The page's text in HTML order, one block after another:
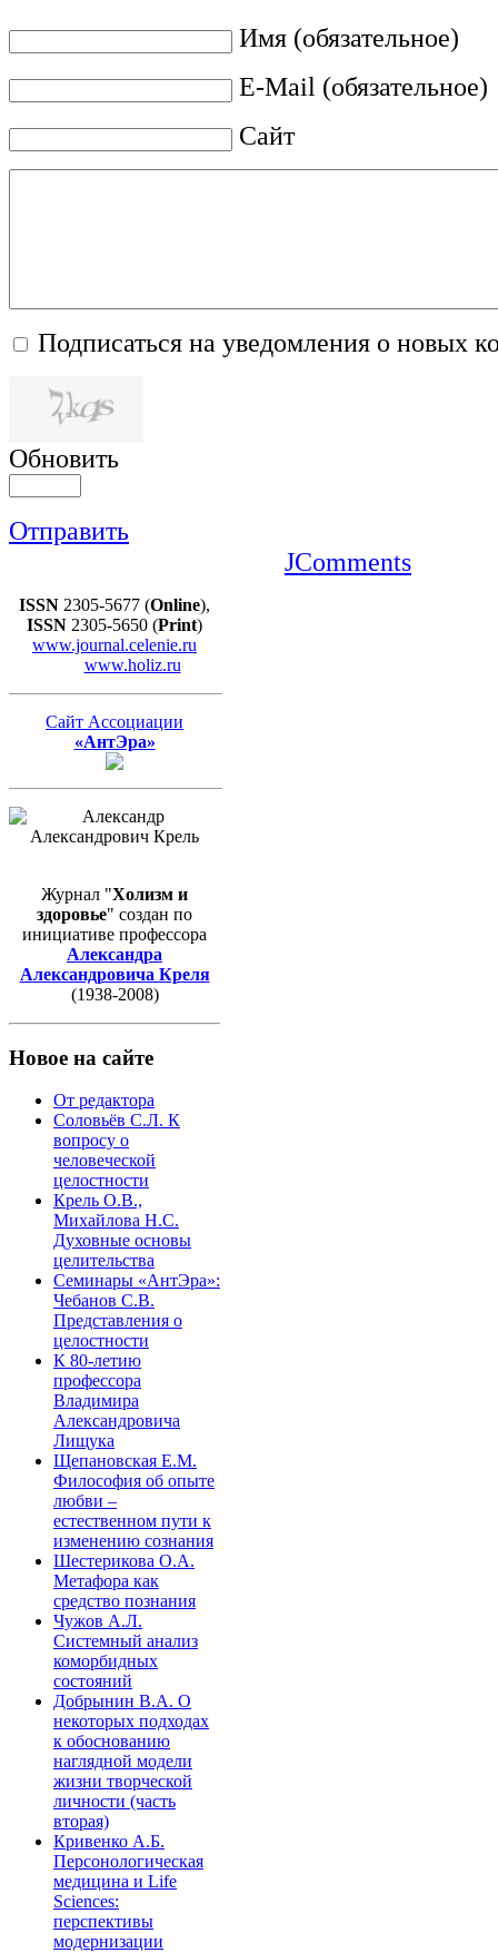
Имя (обязательное)
E-Mail (обязательное)
Сайт
Подписаться на уведомления о новых
Обновить
Отправить
JComments
ISSN 2305-5677 (Online),
ISSN 2305-5650 (Print)
www.journal.celenie.ru
www.holiz.ru
Сайт Ассоциации
«АнтЭра»
Журнал "Холизм и
здоровье" создан по
инициативе профессора
Александра
Александровича Креля
(1938-2008)
Новое на сайте
От редактора
Соловьёв С.Л. К
вопросу о
человеческой
целостности
Крель О.В.,
Михайлова Н.С.
Духовные основы
целительства
Семинары «АнтЭра»:
Чебанов С.В.
Представления о
целостности
К 80-летию
профессора
Владимира
Александровича
Лищука
Щепановская Е.М.
Философия об опыте
любви –
естественном пути к
изменению сознания
Шестерикова О.А.
Метафора как
средство познания
Чужов А.Л.
Системный анализ
коморбидных
состояний
Добрынин В.А. О
некоторых подходах
к обоснованию
наглядной модели
жизни творческой
личности (часть
вторая)
Кривенко А.Б.
Персонологическая
медицина и Life
Sciences:
перспективы
модернизации